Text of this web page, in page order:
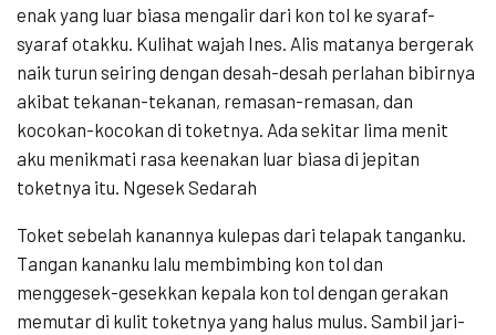
enak yang luar biasa mengalir dari kon tol ke syaraf-
syaraf otakku. Kulihat wajah Ines. Alis matanya bergerak
naik turun seiring dengan desah-desah perlahan bibirnya
akibat tekanan-tekanan, remasan-remasan, dan
kocokan-kocokan di toketnya. Ada sekitar lima menit
aku menikmati rasa keenakan luar biasa di jepitan
toketnya itu. Ngesek Sedarah
Toket sebelah kanannya kulepas dari telapak tanganku.
Tangan kananku lalu membimbing kon tol dan
menggesek-gesekkan kepala kon tol dengan gerakan
memutar di kulit toketnya yang halus mulus. Sambil jari-